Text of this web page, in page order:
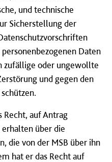
und technische
Sicherstellung der
Daten
zufällige oder ungewollte
und gegen den
Recht, auf Antrag
über die
die von der MSB über ihn
hat er das Recht auf